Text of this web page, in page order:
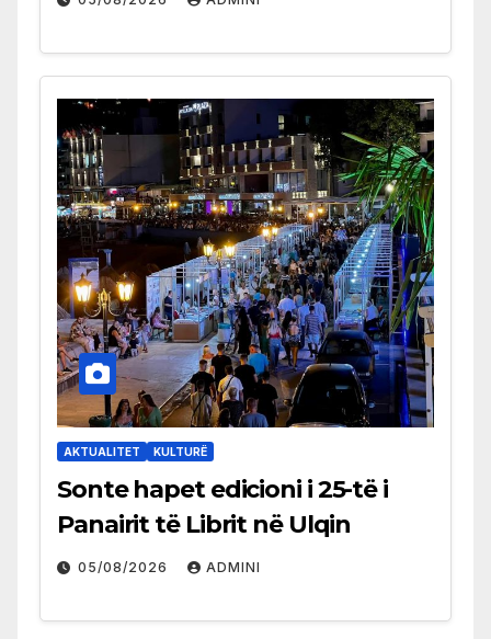
AKTUALITET KULTURË
Sonte hapet edicioni i 25-të i
Panairit të Librit në Ulqin
05/08/2026 ADMINI